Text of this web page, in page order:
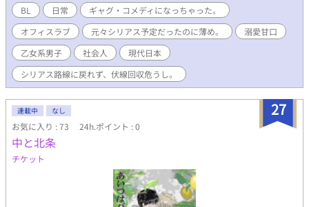
BL 日常
ギャグ・コメディになっちゃった。
オフィスラブ
元々シリアス予定だったのに薄め。
溺愛甘口
乙女系男子
社会人
現代日本
シリアス路線に戻れず、伏線回収危うし。
27
連載中 なし
お気に入り : 73 24h.ポイント : 0
中と北条
チケット